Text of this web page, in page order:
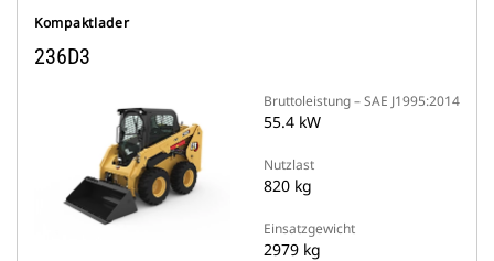
Kompaktlader
236D3
Bruttoleistung – SAE J1995:2014
55.4 kW
Nutzlast
820 kg
Einsatzgewicht
2979 kg